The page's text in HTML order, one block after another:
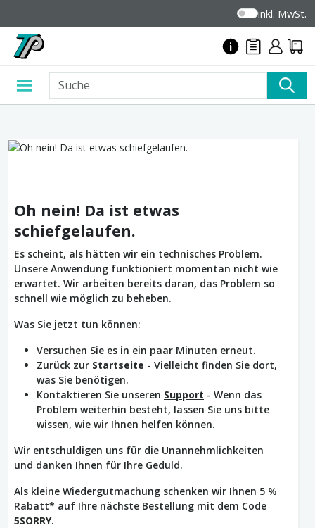
inkl. MwSt.
Oh nein! Da ist etwas
schiefgelaufen.
Es scheint, als hätten wir ein technisches Problem.
Unsere Anwendung funktioniert momentan nicht wie
erwartet. Wir arbeiten bereits daran, das Problem so
schnell wie möglich zu beheben.
Was Sie jetzt tun können:
Versuchen Sie es in ein paar Minuten erneut.
Zurück zur Startseite - Vielleicht finden Sie dort,
was Sie benötigen.
Kontaktieren Sie unseren Support - Wenn das
Problem weiterhin besteht, lassen Sie uns bitte
wissen, wie wir Ihnen helfen können.
Wir entschuldigen uns für die Unannehmlichkeiten
und danken Ihnen für Ihre Geduld.
Als kleine Wiedergutmachung schenken wir Ihnen 5 %
Rabatt* auf Ihre nächste Bestellung mit dem Code
5SORRY.